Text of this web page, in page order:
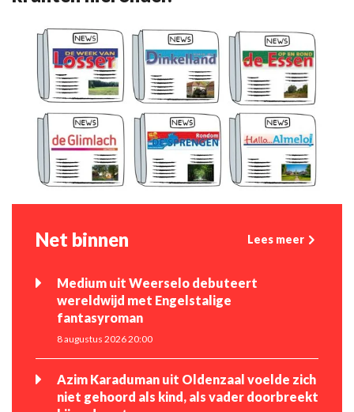
Net binnen Lees meer
Medium uit Weerselo debuteert
wereldwijd met Engelstalige
fantasyroman
8 augustus 2026 20:00
Azim Karaduman uit Oldenzaal voelde zich
niet gehoord als kind, als vader doorbreekt